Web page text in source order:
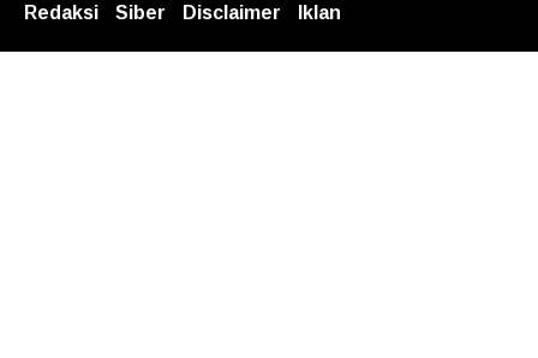
Redaksi
Siber Disclaimer Iklan